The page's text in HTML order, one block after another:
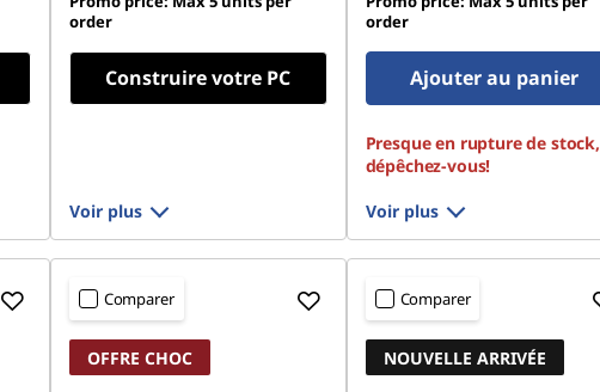
order
Construire votre PC
Voir plus
order
Ajouter au panier
Presque en rupture de stock,
dépêchez-vous!
Voir plus
Comparer
OFFRE CHOC
Comparer
NOUVELLE ARRIVÉE